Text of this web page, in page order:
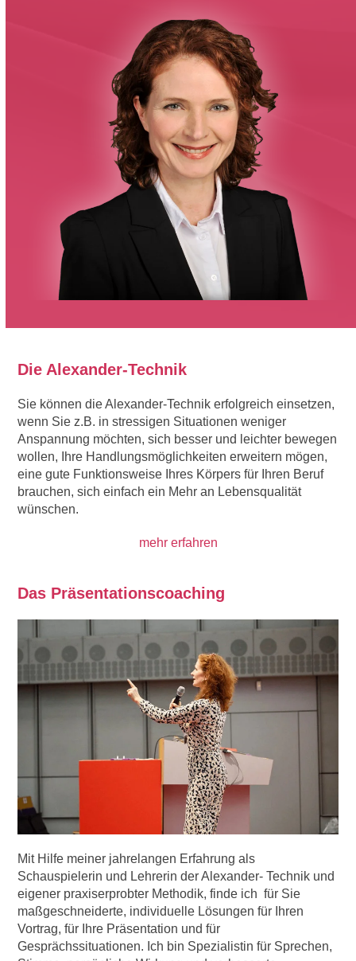
Die Alexander-Technik
Sie können die Alexander-Technik erfolgreich einsetzen,
wenn Sie z.B. in stressigen Situationen weniger
Anspannung möchten, sich besser und leichter bewegen
wollen, Ihre Handlungsmöglichkeiten erweitern mögen,
eine gute Funktionsweise Ihres Körpers für Ihren Beruf
brauchen, sich einfach ein Mehr an Lebensqualität
wünschen.
mehr erfahren
Das Präsentationscoaching
Mit Hilfe meiner jahrelangen Erfahrung als
Schauspielerin und Lehrerin der Alexander- Technik und
eigener praxiserprobter Methodik, finde ich für Sie
maßgeschneiderte, individuelle Lösungen für Ihren
Vortrag, für Ihre Präsentation und für
Gesprächssituationen. Ich bin Spezialistin für Sprechen,